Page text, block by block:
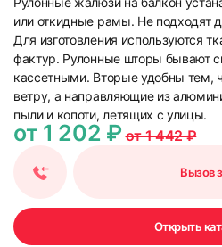
17
19
или откидные рамы. Не подходят
Для изготовления используются
фактур. Рулонные шторы бывают
кассетными. Вторые удобны тем,
ветру, а направляющие из
пыли и копоти, летящих с улицы.
от 1 202 ₽от 1 442 ₽
Вызов
Открыть